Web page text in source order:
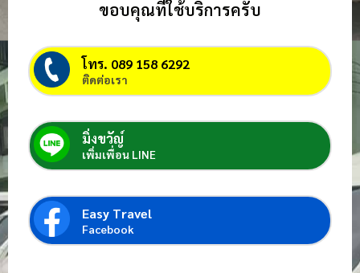
ขอบคุณที่ใช้บริการครับ
โทร. 089 158 6292
ติดต่อเรา
มิ่งขวัญ์
เพิ่มเพื่อน LINE
Easy Travel
Facebook